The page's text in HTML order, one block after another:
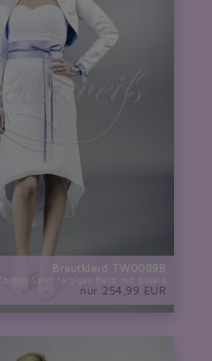
Brautkleid TW0089B
Satin farbiges Band mit Bolero
nur 254,99 EUR